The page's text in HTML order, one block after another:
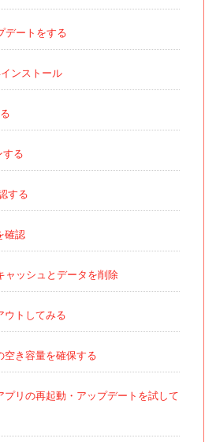
デートをする
ンストール
する
する
確認
ャッシュとデータを削除
ウトしてみる
空き容量を確保する
プリの再起動・アップデートを試して